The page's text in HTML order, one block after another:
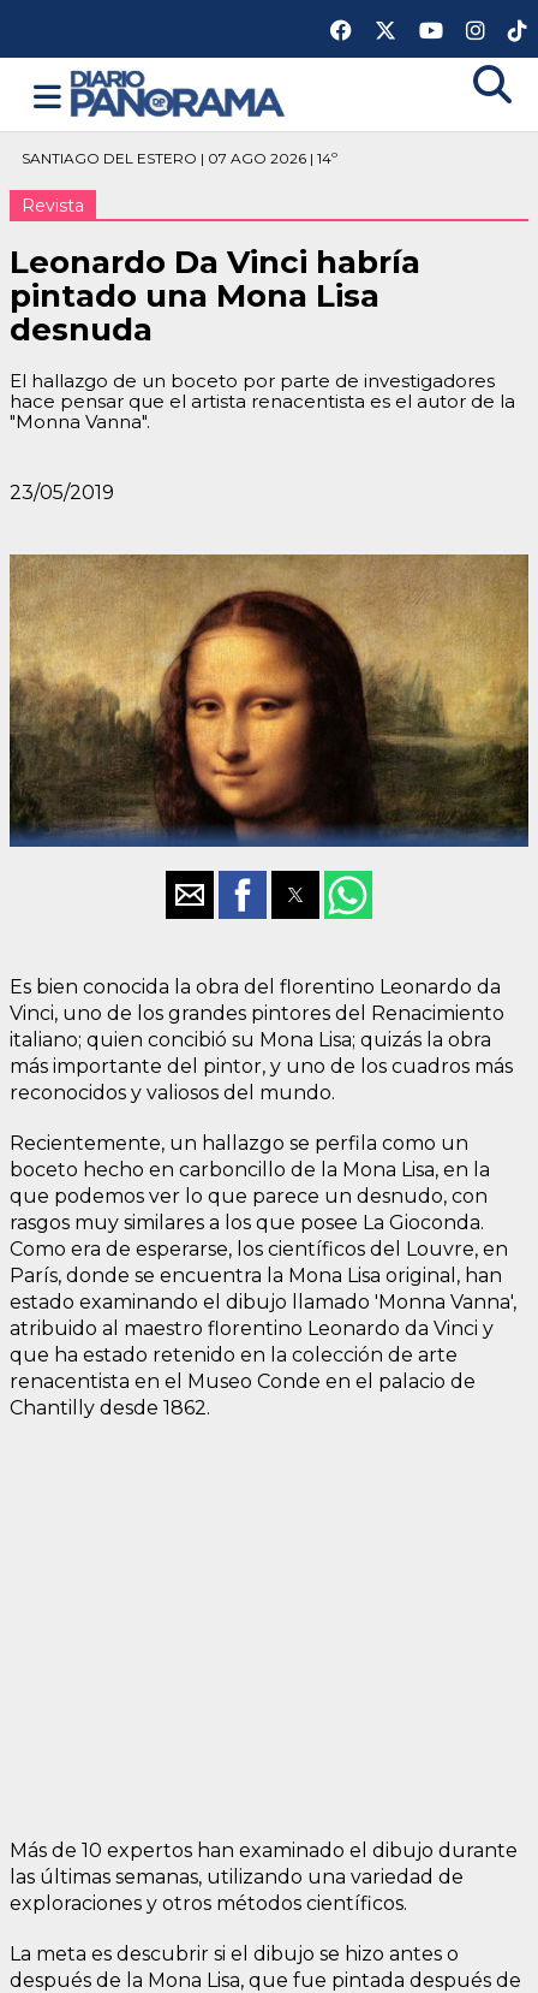
SANTIAGO DEL ESTERO | 07 AGO 2026 | 14º
Revista
Leonardo Da Vinci habría
pintado una Mona Lisa
desnuda
El hallazgo de un boceto por parte de investigadores
hace pensar que el artista renacentista es el autor de la
"Monna Vanna".
23/05/2019
Es bien conocida la obra del florentino Leonardo da
Vinci, uno de los grandes pintores del Renacimiento
italiano; quien concibió su Mona Lisa; quizás la obra
más importante del pintor, y uno de los cuadros más
reconocidos y valiosos del mundo.
Recientemente, un hallazgo se perfila como un
boceto hecho en carboncillo de la Mona Lisa, en la
que podemos ver lo que parece un desnudo, con
rasgos muy similares a los que posee La Gioconda.
Como era de esperarse, los científicos del Louvre, en
París, donde se encuentra la Mona Lisa original, han
estado examinando el dibujo llamado 'Monna Vanna',
atribuido al maestro florentino Leonardo da Vinci y
que ha estado retenido en la colección de arte
renacentista en el Museo Conde en el palacio de
Chantilly desde 1862.
Más de 10 expertos han examinado el dibujo durante
las últimas semanas, utilizando una variedad de
exploraciones y otros métodos científicos.
La meta es descubrir si el dibujo se hizo antes o
después de la Mona Lisa, que fue pintada después de